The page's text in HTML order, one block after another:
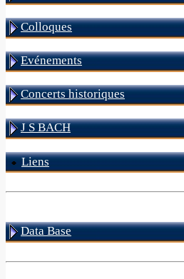
Colloques
Evénements
Concerts historiques
J S BACH
Liens
Data Base